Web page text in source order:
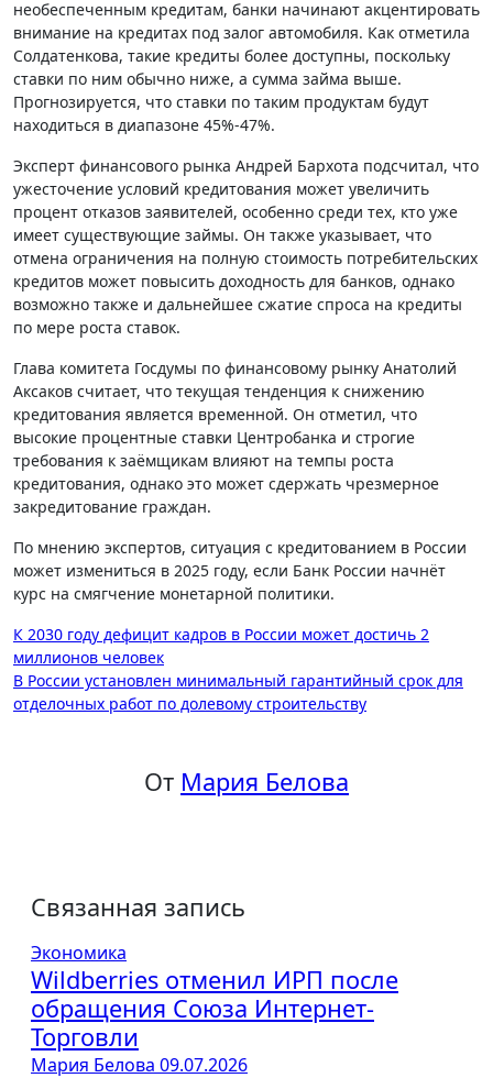
необеспеченным кредитам, банки начинают акцентировать
внимание на кредитах под залог автомобиля. Как отметила
Солдатенкова, такие кредиты более доступны, поскольку
ставки по ним обычно ниже, а сумма займа выше.
Прогнозируется, что ставки по таким продуктам будут
находиться в диапазоне 45%-47%.
Эксперт финансового рынка Андрей Бархота подсчитал, что
ужесточение условий кредитования может увеличить
процент отказов заявителей, особенно среди тех, кто уже
имеет существующие займы. Он также указывает, что
отмена ограничения на полную стоимость потребительских
кредитов может повысить доходность для банков, однако
возможно также и дальнейшее сжатие спроса на кредиты
по мере роста ставок.
Глава комитета Госдумы по финансовому рынку Анатолий
Аксаков считает, что текущая тенденция к снижению
кредитования является временной. Он отметил, что
высокие процентные ставки Центробанка и строгие
требования к заёмщикам влияют на темпы роста
кредитования, однако это может сдержать чрезмерное
закредитование граждан.
По мнению экспертов, ситуация с кредитованием в России
может измениться в 2025 году, если Банк России начнёт
курс на смягчение монетарной политики.
Навигация
по
записям
К 2030 году дефицит кадров в России может достичь 2
миллионов человек
В России установлен минимальный гарантийный срок для
отделочных работ по долевому строительству
От Мария Белова
Связанная запись
Экономика
Wildberries отменил ИРП после
обращения Союза Интернет-
Торговли
Мария Белова 09.07.2026